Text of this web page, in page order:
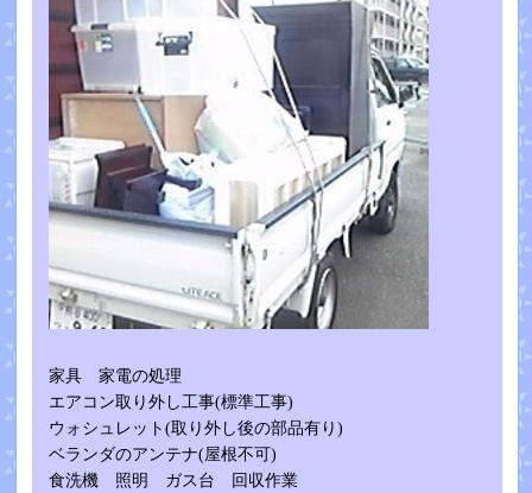
家具 家電の処理
エアコン取り外し工事(標準工事)
ウォシュレット(取り外し後の部品有り)
ベランダのアンテナ(屋根不可)
食洗機 照明 ガス台 回収作業